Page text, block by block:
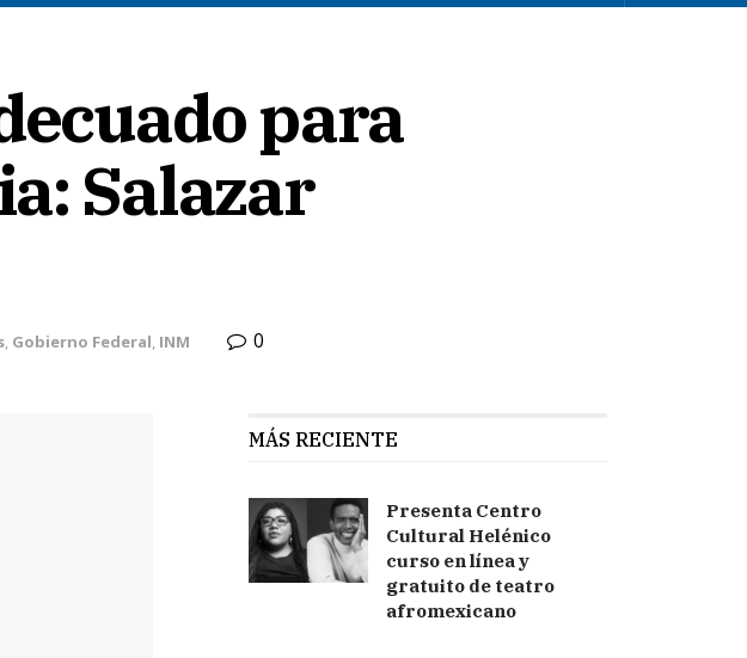
para
Salazar
, Gobierno Federal, INM 0
MÁS RECIENTE
Presenta Centro
Cultural Helénico
curso en línea y
gratuito de teatro
afromexicano